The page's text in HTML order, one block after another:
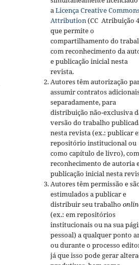
aLicença Creative
Attribution(CC Atribuição
que permite o
compartilhamento do
com reconhecimento da
e publicação inicial nesta
revista.
Autores têm autorização
assumir contratos
separadamente, para
distribuição não-exclusiva
versão do trabalho
nesta revista (ex.: publicar
repositório institucional ou
como capítulo de livro), com
reconhecimento de autoria
publicação inicial nesta
Autores têm permissão e
estimulados a publicar e
distribuir seu trabalho
(ex.: em repositórios
institucionais ou na sua
pessoal) a qualquer ponto
ou durante o processo
já que isso pode gerar